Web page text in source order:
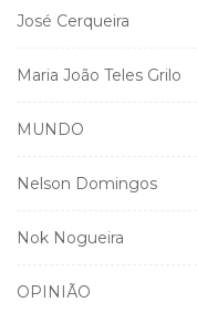
José Cerqueira
Maria João Teles Grilo
MUNDO
Nelson Domingos
Nok Nogueira
OPINIÃO